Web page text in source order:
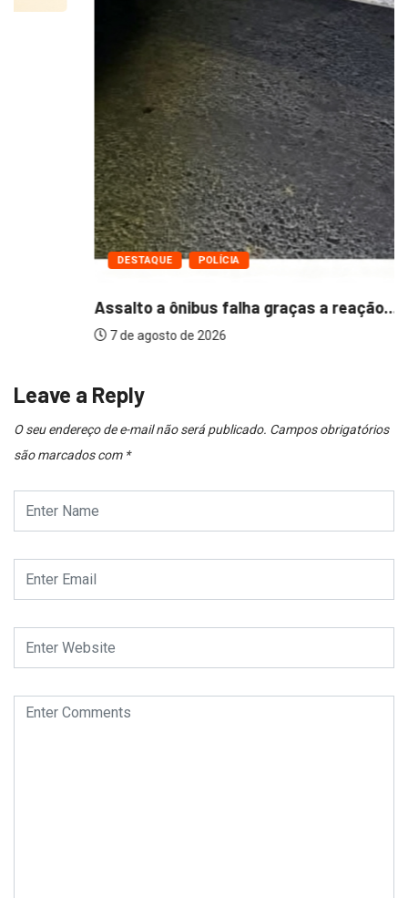
POLÍCIA
Assalto a ônibus falha graças a reação...
7 de agosto de 2026
Leave a Reply
O seu endereço de e-mail não será publicado. Campos obrigatórios
são marcados com *